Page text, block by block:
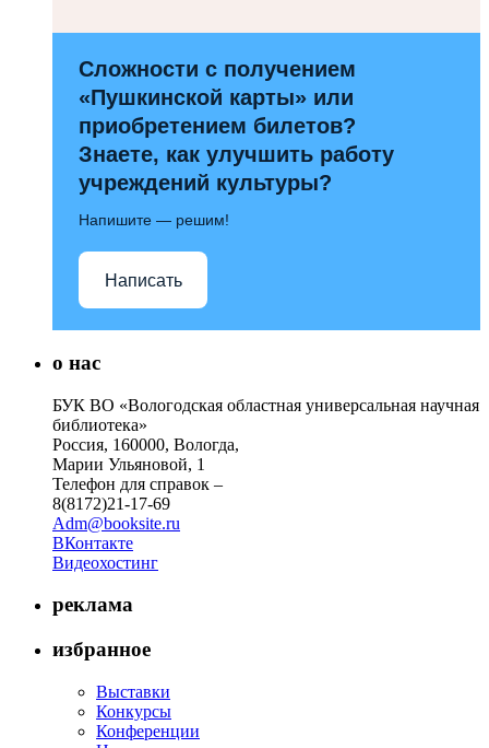
Сложности с получением
«Пушкинской карты» или
приобретением билетов?
Знаете, как улучшить работу
учреждений культуры?
Напишите — решим!
Написать
о нас
БУК ВО «Вологодская областная универсальная научная
библиотека»
Россия, 160000, Вологда,
Марии Ульяновой, 1
Телефон для справок –
8(8172)21-17-69
Adm@booksite.ru
ВКонтакте
Видеохостинг
реклама
избранное
Выставки
Конкурсы
Конференции